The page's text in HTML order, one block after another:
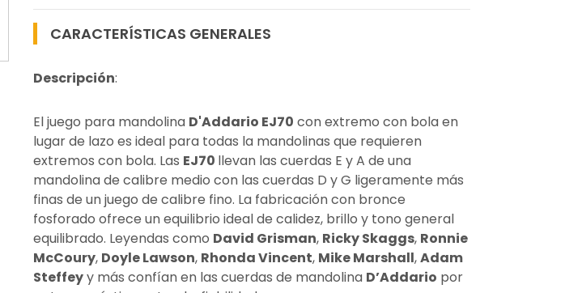
CARACTERÍSTICAS GENERALES
Descripción:
El juego para mandolina D'Addario EJ70 con extremo con bola en
lugar de lazo es ideal para todas la mandolinas que requieren
extremos con bola. Las EJ70 llevan las cuerdas E y A de una
mandolina de calibre medio con las cuerdas D y G ligeramente más
finas de un juego de calibre fino. La fabricación con bronce
fosforado ofrece un equilibrio ideal de calidez, brillo y tono general
equilibrado. Leyendas como David Grisman, Ricky Skaggs, Ronnie
McCoury, Doyle Lawson, Rhonda Vincent, Mike Marshall,Adam
Steffeyy más confían en las cuerdas de mandolina D’Addario por